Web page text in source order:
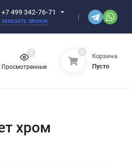
+7 499 342-76-71
заказать звонок
Просмотренные
0 0
Корзина
Пусто
хром